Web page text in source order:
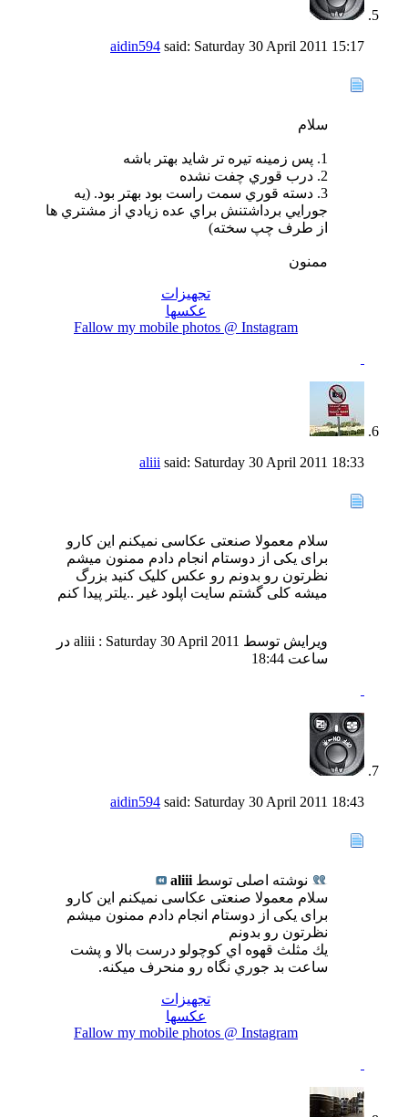
aidin594 said: Saturday 30 April 2011 15:17
سلام
1. پس زمينه تيره تر شايد بهتر باشه
2. درب قوري چفت نشده
3. دسته قوري سمت راست بود بهتر بود. (يه
جورايي برداشتنش براي عده زيادي از مشتري ها
از طرف چپ سخته)
ممنون
تجهیزات
عکسها
Fallow my mobile photos @ Instagram
aliii said: Saturday 30 April 2011 18:33
سلام معمولا صنعتی عکاسی نمیکنم این کارو
برای یکی از دوستام انجام دادم ممنون میشم
نظرتون رو بدونم رو عکس کلیک کنید بزرگ
میشه کلی گشتم سایت اپلود غیر ..یلتر پیدا کنم
ویرایش توسط aliii : Saturday 30 April 2011 در
ساعت 18:44
aidin594 said: Saturday 30 April 2011 18:43
نوشته اصلی توسط aliii
سلام معمولا صنعتی عکاسی نمیکنم این کارو
برای یکی از دوستام انجام دادم ممنون میشم
نظرتون رو بدونم
يك مثلث قهوه اي كوچولو درست بالا و پشت
ساعت بد جوري نگاه رو منحرف ميكنه.
تجهیزات
عکسها
Fallow my mobile photos @ Instagram